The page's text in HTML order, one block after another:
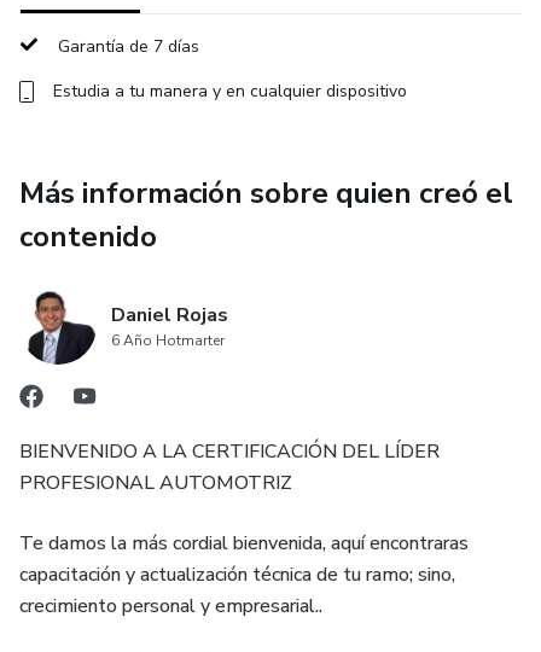
¡Al concluir tu capacitación se te emite un certificado de los
Si en algún momento requieres apoyo, cuentas con nuestro
equipo 👨💻
Siempre a un precio preferencial. ✅ CURSOS GRABADOS
56 36 04 19 88
Garantía de 7 días
Estudia a tu manera y en cualquier dispositivo
Más información sobre quien creó el
contenido
Daniel Rojas
6 Año Hotmarter
BIENVENIDO A LA CERTIFICACIÓN DEL LÍDER
PROFESIONAL AUTOMOTRIZ
Te damos la más cordial bienvenida, aquí encontraras
capacitación y actualización técnica de tu ramo; sino,
crecimiento personal y empresarial..